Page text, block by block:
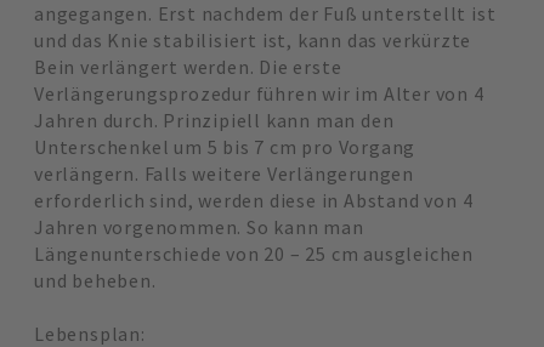
angegangen. Erst nachdem der Fuß unterstellt ist
und das Knie stabilisiert ist, kann das verkürzte
Bein verlängert werden. Die erste
Verlängerungsprozedur führen wir im Alter von 4
Jahren durch. Prinzipiell kann man den
Unterschenkel um 5 bis 7 cm pro Vorgang
verlängern. Falls weitere Verlängerungen
erforderlich sind, werden diese in Abstand von 4
Jahren vorgenommen. So kann man
Längenunterschiede von 20 – 25 cm ausgleichen
und beheben.
Lebensplan: